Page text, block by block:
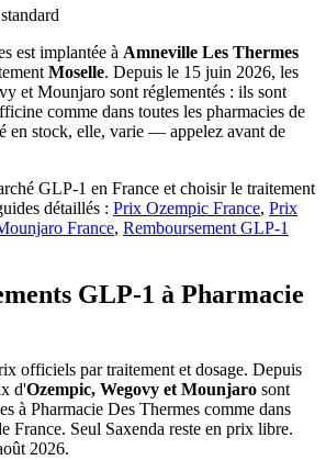
est implantée à Amneville Les Thermes
Moselle. Depuis le 15 juin 2026, les
et Mounjaro sont réglementés : ils sont
comme dans toutes les pharmacies de
en stock, elle, varie — appelez avant de
GLP-1 en France et choisir le traitement
détaillés : Prix Ozempic France, Prix
France, Remboursement GLP-1
GLP-1 à Pharmacie
officiels par traitement et dosage. Depuis
d'Ozempic, Wegovy et Mounjaro sont
à Pharmacie Des Thermes comme dans
France. Seul Saxenda reste en prix libre.
2026.